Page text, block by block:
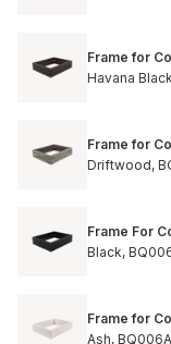
Frame for
Havana
Frame for
Driftwood,
Frame For
Black,
Frame for
Ash, BQ006A